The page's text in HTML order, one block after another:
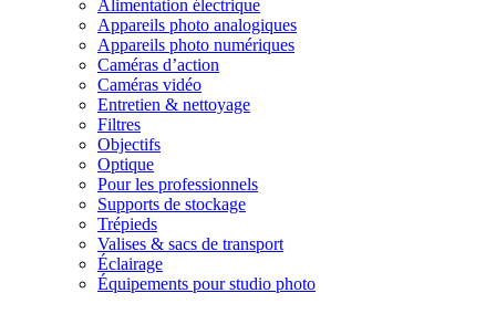
Alimentation électrique
Appareils photo analogiques
Appareils photo numériques
Caméras d’action
Caméras vidéo
Entretien & nettoyage
Filtres
Objectifs
Optique
Pour les professionnels
Supports de stockage
Trépieds
Valises & sacs de transport
Éclairage
Équipements pour studio photo